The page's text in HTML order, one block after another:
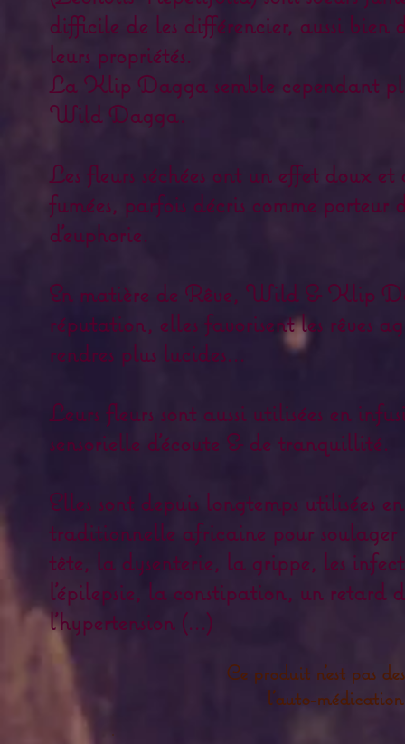
difficile de les différencier, aussi bien
leurs propriétés.
La Klip Dagga semble cependant
Wild Dagga.
Les fleurs séchées ont un effet doux
fumées, parfois décris comme porteur
d'euphorie.
En matière de Rêve, Wild & Klip
réputation, elles favorisent les rêves
rendres plus lucides...
Leurs fleurs sont aussi utilisées en
sensorielle d'écoute & de tranquillité.
Elles sont depuis longtemps utilisées
traditionnelle africaine pour soulager
tête, la dysenterie, la grippe, les
l'épilepsie, la constipation, un retard
l'hypertension (...)
Ce produit n'est pas
l'auto-